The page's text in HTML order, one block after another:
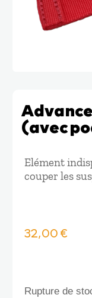
(avec
Elément
couper les
32,00€
Rupture de